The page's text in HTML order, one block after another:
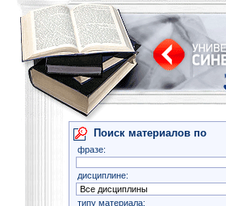
Поиск материалов по
фразе:
дисциплине:
типу материала: